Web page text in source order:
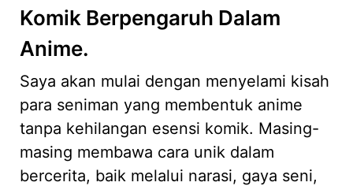
Komik Berpengaruh Dalam
Anime.
Saya akan mulai dengan menyelami kisah
para seniman yang membentuk anime
tanpa kehilangan esensi komik. Masing-
masing membawa cara unik dalam
bercerita, baik melalui narasi, gaya seni,